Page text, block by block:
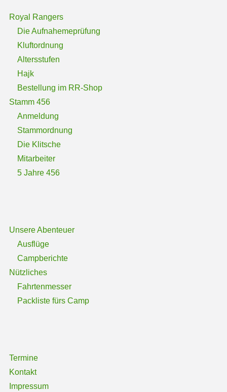
Royal Rangers
Die Aufnahemeprüfung
Kluftordnung
Altersstufen
Hajk
Bestellung im RR-Shop
Stamm 456
Anmeldung
Stammordnung
Die Klitsche
Mitarbeiter
5 Jahre 456
Unsere Abenteuer
Ausflüge
Campberichte
Nützliches
Fahrtenmesser
Packliste fürs Camp
Termine
Kontakt
Impressum